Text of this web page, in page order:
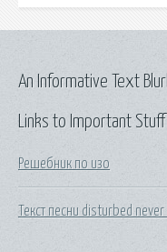
Links to Important Stuff
Решебник по изо
Текст песни disturbed never
An Informative Text